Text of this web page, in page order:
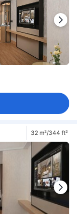
32 m²/344 ft²